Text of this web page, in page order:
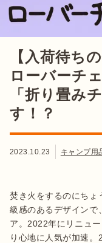
【入荷待ち
ローバーチ
「折り畳み
す！？
2023.10.23 キャンプ用
焚き火をするのにちょ
級感のあるデザインで
ア。2022年にリニュ
り心地に人気が加速